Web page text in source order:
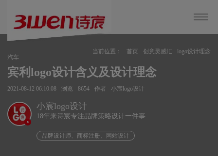
当前位置： 首页 创意灵感汇
logo设计理念
汽车
宾利logo设计含义及设计理念
2021-08-12 06:10:08 浏览 8654 作者 小宸logo设计
v
小宸logo设计
18年来诗宸专注品牌策略设计一件事
品牌设计师、商标注册、网站设计